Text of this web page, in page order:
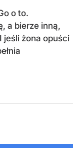
o to.
a bierze inną,
jeśli żona opuści